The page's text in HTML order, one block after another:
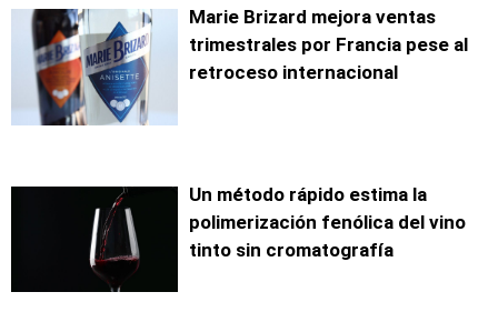
Marie Brizard mejora ventas
trimestrales por Francia pese al
retroceso internacional
Un método rápido estima la
polimerización fenólica del vino
tinto sin cromatografía